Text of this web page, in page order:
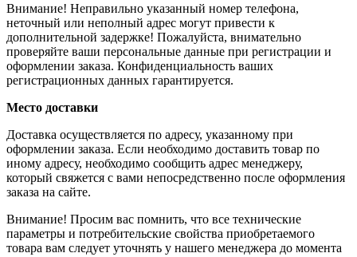
Внимание! Неправильно указанный номер телефона,
неточный или неполный адрес могут привести к
дополнительной задержке! Пожалуйста, внимательно
проверяйте ваши персональные данные при регистрации и
оформлении заказа. Конфиденциальность ваших
регистрационных данных гарантируется.
Место доставки
Доставка осуществляется по адресу, указанному при
оформлении заказа. Если необходимо доставить товар по
иному адресу, необходимо сообщить адрес менеджеру,
который свяжется с вами непосредственно после оформления
заказа на сайте.
Внимание! Просим вас помнить, что все технические
параметры и потребительские свойства приобретаемого
товара вам следует уточнять у нашего менеджера до момента